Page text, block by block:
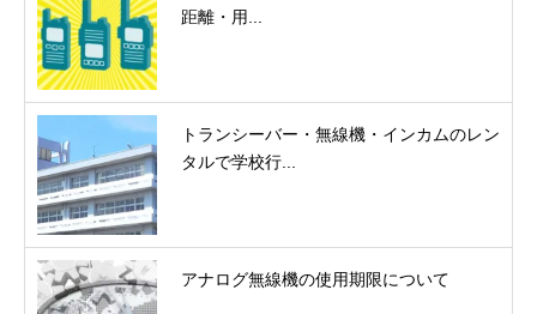
距離・用...
トランシーバー・無線機・インカムのレン
タルで学校行...
アナログ無線機の使用期限について